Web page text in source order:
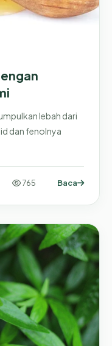
lebah dari
dan fenolnya
765 Baca